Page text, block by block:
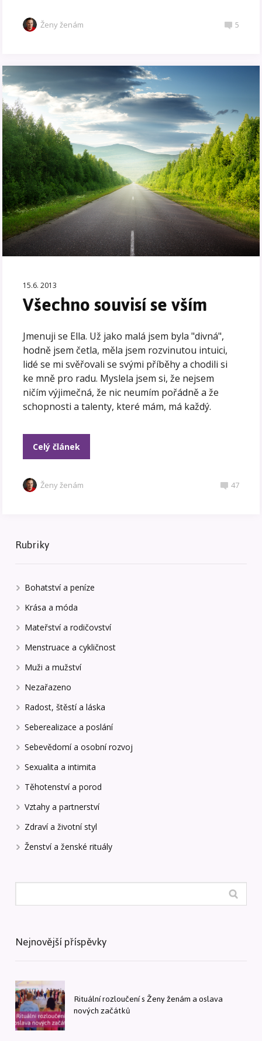
Ženy ženám 5
15.6. 2013
Všechno souvisí se vším
Jmenuji se Ella. Už jako malá jsem byla "divná",
hodně jsem četla, měla jsem rozvinutou intuici,
lidé se mi svěřovali se svými příběhy a chodili si
ke mně pro radu. Myslela jsem si, že nejsem
ničím výjimečná, že nic neumím pořádně a že
schopnosti a talenty, které mám, má každý.
Celý článek
Ženy ženám 47
Rubriky
Bohatství a peníze
Krása a móda
Mateřství a rodičovství
Menstruace a cykličnost
Muži a mužství
Nezařazeno
Radost, štěstí a láska
Seberealizace a poslání
Sebevědomí a osobní rozvoj
Sexualita a intimita
Těhotenství a porod
Vztahy a partnerství
Zdraví a životní styl
Ženství a ženské rituály
Nejnovější příspěvky
Rituální rozloučení s Ženy ženám a oslava
nových začátků